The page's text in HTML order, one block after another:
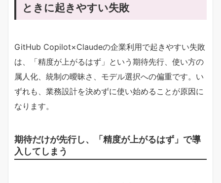
ときに起きやすい失敗
GitHub Copilot×Claudeの企業利用で起きやすい失敗
は、「精度が上がるはず」という期待先行、使い方の
属人化、統制の曖昧さ、モデル選択への偏重です。い
ずれも、業務設計を決めずに使い始めることが原因に
なります。
期待だけが先行し、「精度が上がるはず」で導
入してしまう